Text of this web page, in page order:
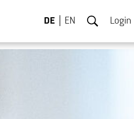
DE EN Login